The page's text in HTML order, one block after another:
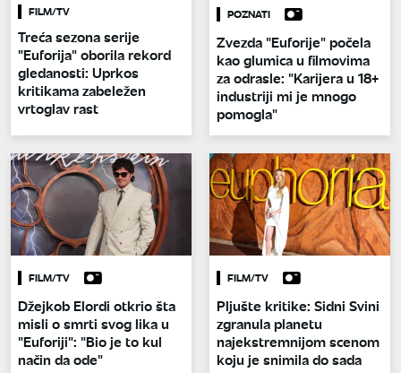
FILM/TV
Treća sezona serije
"Euforija" oborila rekord
gledanosti: Uprkos
kritikama zabeležen
vrtoglav rast
POZNATI
Zvezda "Euforije" počela
kao glumica u filmovima
za odrasle: "Karijera u 18+
industriji mi je mnogo
pomogla"
FILM/TV
Džejkob Elordi otkrio šta
misli o smrti svog lika u
"Euforiji": "Bio je to kul
način da ode"
FILM/TV
Pljušte kritike: Sidni Svini
zgranula planetu
najekstremnijom scenom
koju je snimila do sada